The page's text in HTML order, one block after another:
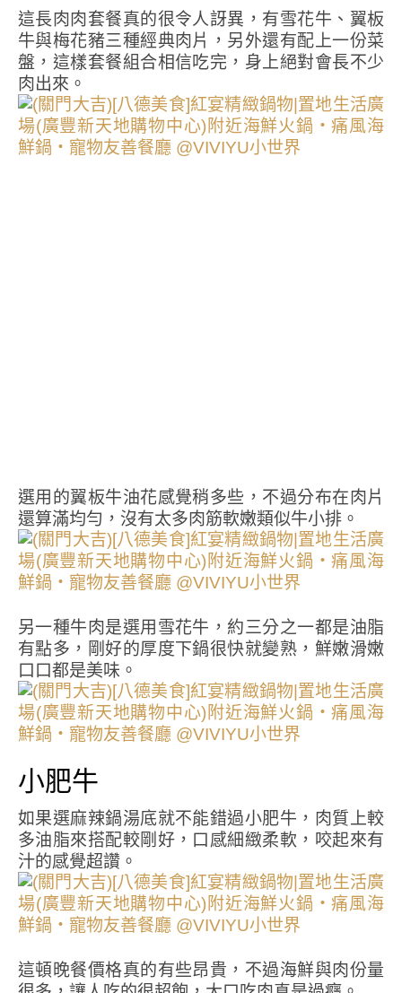
這長肉肉套餐真的很令人訝異，有雪花牛、翼板
牛與梅花豬三種經典肉片，另外還有配上一份菜
盤，這樣套餐組合相信吃完，身上絕對會長不少
肉出來。
選用的翼板牛油花感覺稍多些，不過分布在肉片
還算滿均勻，沒有太多肉筋軟嫩類似牛小排。
另一種牛肉是選用雪花牛，約三分之一都是油脂
有點多，剛好的厚度下鍋很快就變熟，鮮嫩滑嫩
口口都是美味。
小肥牛
如果選麻辣鍋湯底就不能錯過小肥牛，肉質上較
多油脂來搭配較剛好，口感細緻柔軟，咬起來有
汁的感覺超讚。
這頓晚餐價格真的有些昂貴，不過海鮮與肉份量